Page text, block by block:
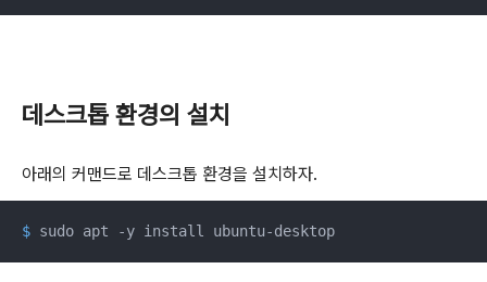
데스크톱 환경의 설치
아래의 커맨드로 데스크톱 환경을 설치하자.
$ sudo apt -y install ubuntu-desktop